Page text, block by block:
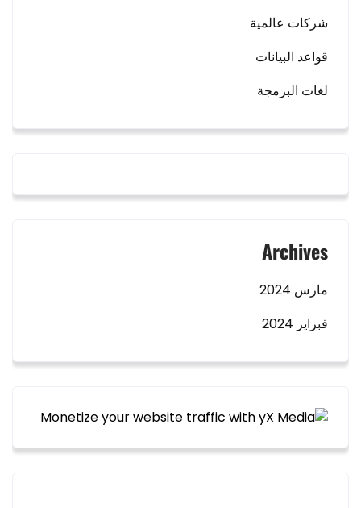
شركات عالمية
قواعد البيانات
لغات البرمجة
Archives
مارس 2024
فبراير 2024